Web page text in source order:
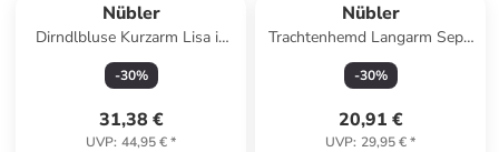
Nübler
Dirndlbluse Kurzarm Lisa in
Weiß
-30%
31,38 €
UVP: 44,95 €*
Nübler
Trachtenhemd Langarm Sepp
in Weinrot
-30%
20,91 €
UVP: 29,95 €*